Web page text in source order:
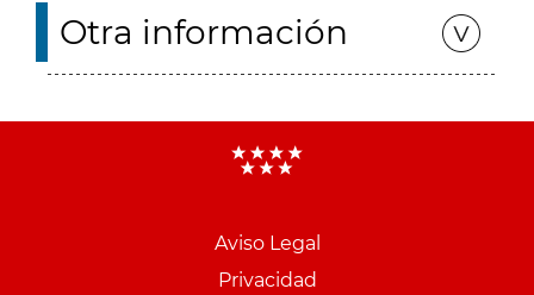
Otra información
Aviso Legal
Privacidad